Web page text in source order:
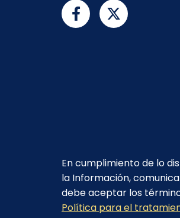
© 2023 - CELEC EP -
reservados
En cumplimiento de lo
la Información,
debe aceptar los
Política para el